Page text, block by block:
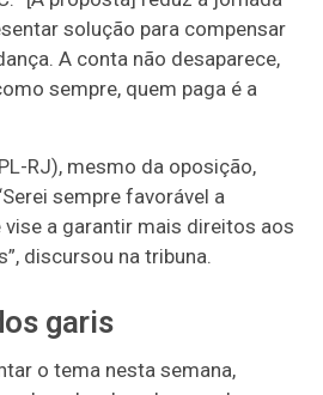
solução para compensar
A conta não desaparece,
sempre, quem paga é a
RJ), mesmo da oposição,
sempre favorável a
a garantir mais direitos aos
discursou na tribuna.
garis
o tema nesta semana,